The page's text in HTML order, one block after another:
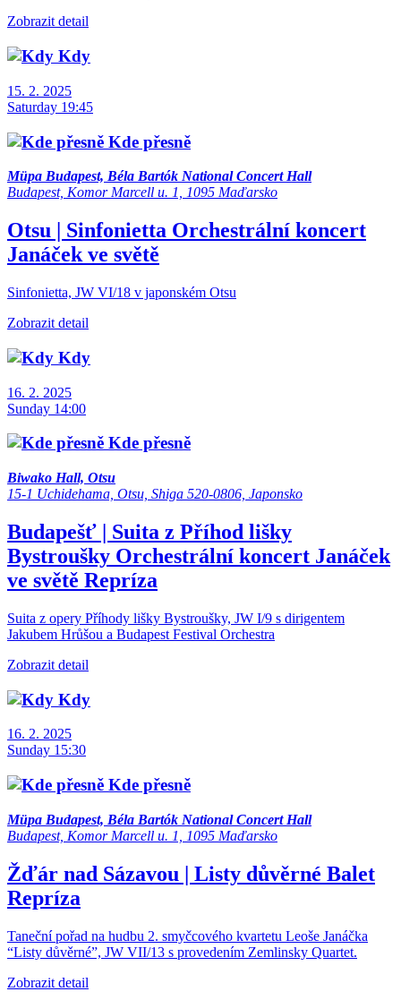
Zobrazit detail
Kdy
15. 2. 2025
Saturday 19:45
Kde přesně
Müpa Budapest, Béla Bartók National Concert Hall
Budapest, Komor Marcell u. 1, 1095 Maďarsko
Otsu | Sinfonietta Orchestrální koncert
Janáček ve světě
Sinfonietta, JW VI/18 v japonském Otsu
Zobrazit detail
Kdy
16. 2. 2025
Sunday 14:00
Kde přesně
Biwako Hall, Otsu
15-1 Uchidehama, Otsu, Shiga 520-0806, Japonsko
Budapešť | Suita z Příhod lišky
Bystroušky Orchestrální koncert Janáček
ve světě Repríza
Suita z opery Příhody lišky Bystroušky, JW I/9 s dirigentem
Jakubem Hrůšou a Budapest Festival Orchestra
Zobrazit detail
Kdy
16. 2. 2025
Sunday 15:30
Kde přesně
Müpa Budapest, Béla Bartók National Concert Hall
Budapest, Komor Marcell u. 1, 1095 Maďarsko
Žďár nad Sázavou | Listy důvěrné Balet
Repríza
Taneční pořad na hudbu 2. smyčcového kvartetu Leoše Janáčka
“Listy důvěrné”, JW VII/13 s provedením Zemlinsky Quartet.
Zobrazit detail